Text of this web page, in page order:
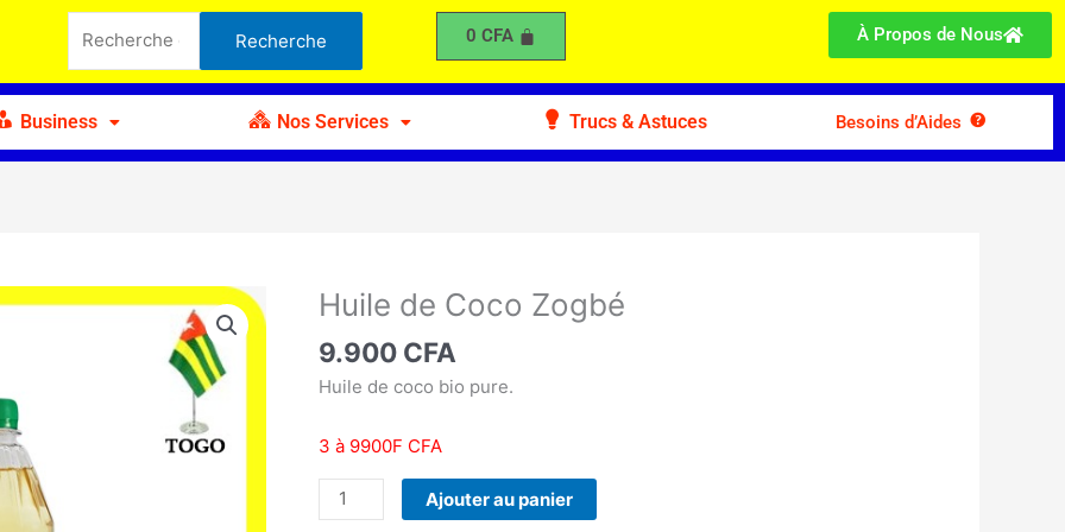
pour :
Recherche 0 CFA À Propos de Nous
Business Nos Services Trucs & Astuces Besoins d’Aides
Huile de Coco Zogbé
9.900 CFA
Huile de coco bio pure.
3 à 9900F CFA
quantité
Huile
de
Zogbé
Ajouter au panier